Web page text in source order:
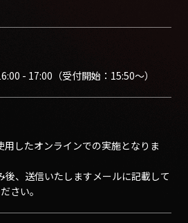
- 17:00（受付開始：15:50～）
したオンラインでの実施となりま
後、送信いたしますメールに記載して
さい。